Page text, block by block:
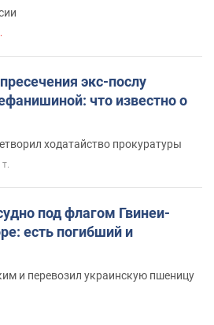
экс-послу
что известно о
ходатайство прокуратуры
под флагом Гвинеи-
есть погибший и
и перевозил украинскую пшеницу